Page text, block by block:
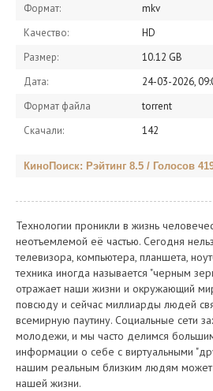
Формат:
mkv
Качество:
HD
Размер:
10.12 GB
Дата:
24-03-2026,
Формат файла
torrent
Скачали:
142
КиноПоиск: Рэйтинг 8.5 / Голосов
Технологии проникли в жизнь
неотъемлемой её частью. Сегодня
телевизора, компьютера, планшета,
техника иногда называется "черным
отражает наши жизни и окружающий
повсюду и сейчас миллиарды людей
всемирную паутину. Социальные сети
молодежи, и мы часто делимся
информации о себе с виртуальными
нашим реальным близким людям может
нашей жизни.